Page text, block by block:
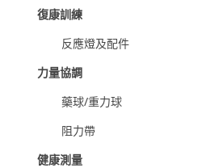
復康訓練
反應燈及配件
力量協調
藥球/重力球
阻力帶
健康測量